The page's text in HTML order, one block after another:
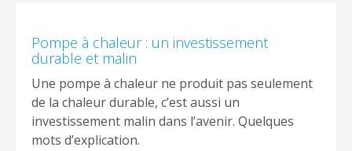
Pompe à chaleur : un investissement
durable et malin
Une pompe à chaleur ne produit pas seulement
de la chaleur durable, c’est aussi un
investissement malin dans l’avenir. Quelques
mots d’explication.